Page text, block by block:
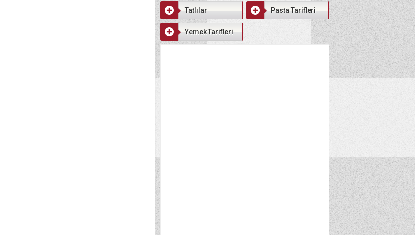
Tatlılar Pasta Tarifleri
Yemek Tarifleri